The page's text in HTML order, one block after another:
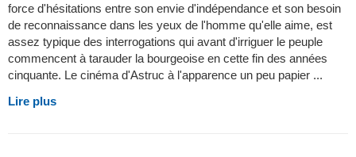
force d'hésitations entre son envie d'indépendance et son besoin
de reconnaissance dans les yeux de l'homme qu'elle aime, est
assez typique des interrogations qui avant d'irriguer le peuple
commencent à tarauder la bourgeoise en cette fin des années
cinquante. Le cinéma d'Astruc à l'apparence un peu papier ...
Lire plus